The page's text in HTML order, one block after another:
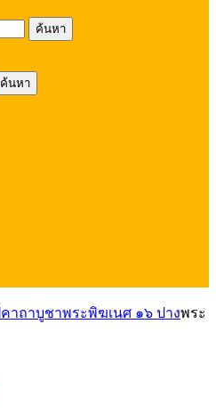
ค้นหา
ค้นหา
คาถาบูชาพระพิฆเนศ ๑๖ ปางพระ